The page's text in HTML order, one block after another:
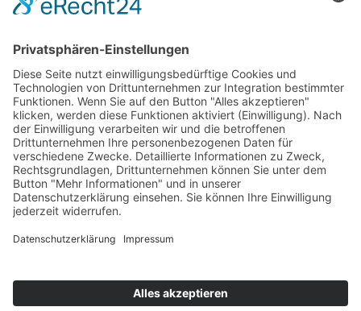
Impressum
Datenschutz
ASB.de
ASB-Mitarbeiterportal (BV)
Cookie-Einstellungen